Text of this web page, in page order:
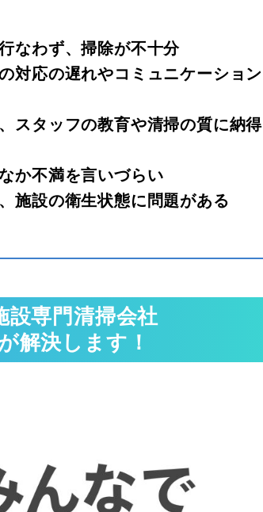
なわず、掃除が不十分
対応の遅れやコミュニケーション
スタッフの教育や清掃の質に納得
か不満を言いづらい
施設の衛生状態に問題がある
設専門清掃会社
解決します！